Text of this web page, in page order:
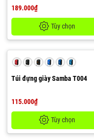
189.000₫
Tùy chọn
Túi đựng giày Samba T004
115.000₫
Tùy chọn